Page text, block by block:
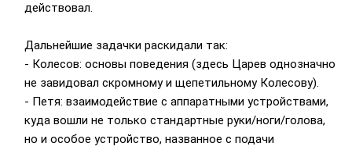
действовал.
Дальнейшие задачки раскидали так:
- Колесов: основы поведения (здесь Царев однозначно
не завидовал скромному и щепетильному Колесову).
- Петя: взаимодействие с аппаратными устройствами,
куда вошли не только стандартные руки/ноги/голова,
но и особое устройство, названное с подачи